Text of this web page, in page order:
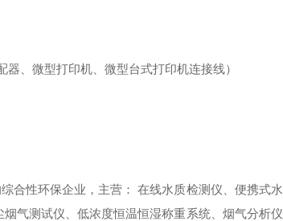
、微型打印机、微型台式打印机连接线）
合性环保企业，主营：
在线水质检测仪、便携式水
烟气测试仪、低浓度恒温恒湿称重系统、烟气分析